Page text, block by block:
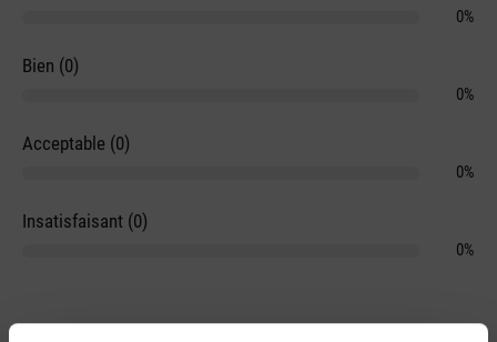
0%
Bien (0)
0%
Acceptable (0)
0%
Insatisfaisant (0)
0%